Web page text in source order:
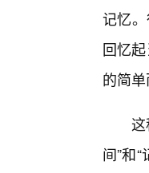
记忆
回忆
的简单
间”和